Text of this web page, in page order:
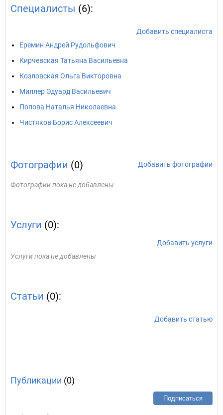
Специалисты (6):
Добавить специалиста
Еремин Андрей Рудольфович
Кирчевская Татьяна Васильевна
Козловская Ольга Викторовна
Миллер Эдуард Васильевич
Попова Наталья Николаевна
Чистяков Борис Алексеевич
Фотографии (0) Добавить фотографии
Фотографии пока не добавлены
Услуги (0):
Добавить услуги
Услуги пока не добавлены
Статьи (0):
Добавить статью
Публикации (0)
Подписаться